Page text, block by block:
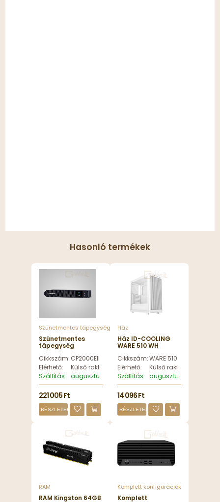
Hasonló termékek
Szünetmentes tápegység
Szünetmentes
tápegység
CP2000EIPFCRM2U
LCD 2000VA UPS -
CP2000EIPFCRM2U
Cikkszám: CP2000EIPFCRM2U
Elérhető:
Külső raktáron
Szállítás
augusztus 13, csütörtök
221 005 Ft
RÉSZLETEK
Ház
Ház ID-COOLING
WARE 510 WH
White - WARE 510
WH
Cikkszám:WARE 510 WH
Elérhető:
Külső raktáron
Szállítás
augusztus 13, csütörtök
14 096 Ft
RÉSZLETEK
RAM
RAM Kingston 64GB
Komplett konfigurációk
Komplett